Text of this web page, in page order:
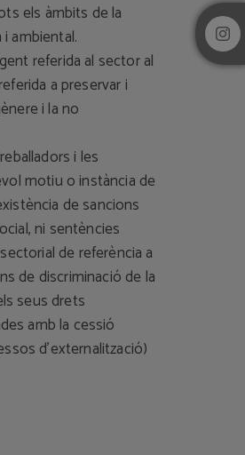
els àmbits de la
ambiental.
referida al sector al
a preservar i
i la no
i les
motiu o instància de
de sancions
ni sentències
de referència a
de discriminació de la
seus drets
amb la cessió
d’externalització)